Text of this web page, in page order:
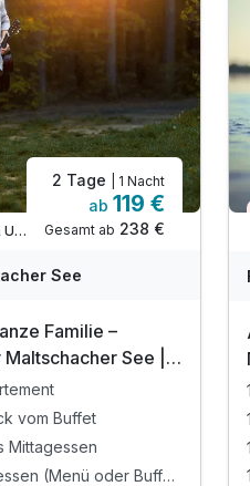
Feldkirchen, Feldkirchen & Umgebung
2 Tage | 1 Nacht
ab 119 €
Gesamt ab 238 €
See
Familie –
See | 1
vom Buffet
Mittagessen
1 x genussvolles Abendessen (Menü oder Buffet)